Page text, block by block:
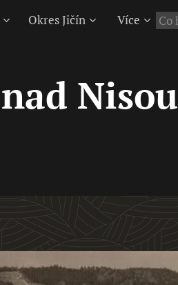
Okres Jičín Více
Nisou